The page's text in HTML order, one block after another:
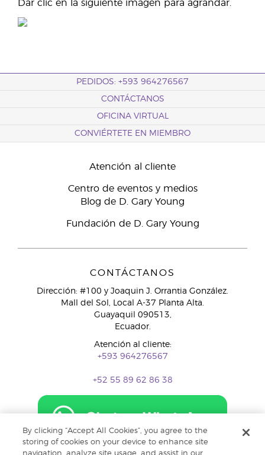
Dar clic en la siguiente imagen para agrandar.
PEDIDOS: +593 964276567
CONTÁCTANOS
OFICINA VIRTUAL
CONVIÉRTETE EN MIEMBRO
Atención al cliente
Centro de eventos y medios
Blog de D. Gary Young
Fundación de D. Gary Young
CONTÁCTANOS
Dirección: #100 y Joaquin J. Orrantia González.
Mall del Sol, Local A-37 Planta Alta.
Guayaquil 090513,
Ecuador.
Atención al cliente:
+593 964276567
+52 55 89 62 86 38
By clicking “Accept All Cookies”, you agree to the
storing of cookies on your device to enhance site